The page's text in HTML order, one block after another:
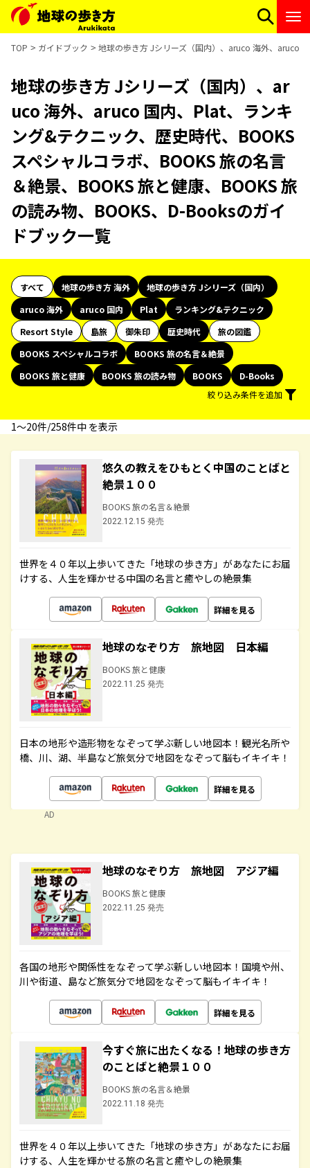
TOP ガイドブック 地球の歩き方 Jシリーズ（国内）、aruco 海外、aruco
地球の歩き方 Jシリーズ（国内）、ar
uco 海外、aruco 国内、Plat、ランキ
ング&テクニック、歴史時代、BOOKS
スペシャルコラボ、BOOKS 旅の名言
＆絶景、BOOKS 旅と健康、BOOKS 旅
の読み物、BOOKS、D-Booksのガイ
ドブック一覧
すべて 地球の歩き方 海外
地球の歩き方 Jシリーズ（国内）
aruco 海外
aruco 国内 Plat
ランキング&テクニック
Resort Style
島旅 御朱印 歴史時代
旅の図鑑
BOOKS スペシャルコラボ
BOOKS 旅の名言＆絶景
BOOKS 旅と健康
BOOKS 旅の読み物 BOOKS
D-Books
絞り込み条件を追加
1〜20件/258件中 を表示
悠久の教えをひもとく中国のことばと
絶景１００
BOOKS 旅の名言＆絶景
2022.12.15 発売
世界を４０年以上歩いてきた「地球の歩き方」があなたにお届
けする、人生を輝かせる中国の名言と癒やしの絶景集
詳細を見る
地球のなぞり方 旅地図 日本編
BOOKS 旅と健康
2022.11.25 発売
日本の地形や造形物をなぞって学ぶ新しい地図本！観光名所や
橋、川、湖、半島など旅気分で地図をなぞって脳もイキイキ！
詳細を見る
AD
地球のなぞり方 旅地図 アジア編
BOOKS 旅と健康
2022.11.25 発売
各国の地形や関係性をなぞって学ぶ新しい地図本！国境や州、
川や街道、島など旅気分で地図をなぞって脳もイキイキ！
詳細を見る
今すぐ旅に出たくなる！地球の歩き方
のことばと絶景１００
BOOKS 旅の名言＆絶景
2022.11.18 発売
世界を４０年以上歩いてきた「地球の歩き方」があなたにお届
けする、人生を輝かせる旅の名言と癒やしの絶景集